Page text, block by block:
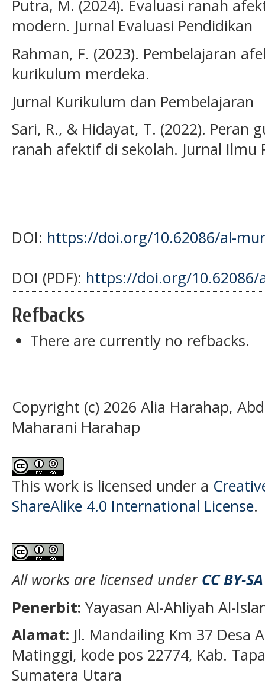
Putra, M. (2024). Evaluasi ranah
modern. Jurnal Evaluasi Pendidikan
Rahman, F. (2023). Pembelajaran
kurikulum merdeka.
Jurnal Kurikulum dan Pembelajaran
Sari, R., & Hidayat, T. (2022). Peran
ranah afektif di sekolah. Jurnal Ilmu
DOI: https://doi.org/10.62086/al-
DOI (PDF): https://doi.org/10.62086/
Refbacks
There are currently no refbacks.
Copyright (c) 2026 Alia Harahap,
Maharani Harahap
This work is licensed under a
ShareAlike 4.0 International License.
All works are licensed under CC BY-SA
Penerbit: Yayasan Al-Ahliyah Al-
Alamat: Jl. Mandailing Km 37 Desa
Matinggi, kode pos 22774, Kab.
Sumatera Utara